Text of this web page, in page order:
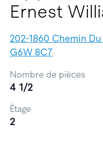
Ernest
202-1860 Chemin
G6W 8C7
Nombre de pièces
4 1/2
Étage
2